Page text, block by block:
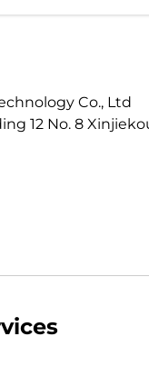
Co., Ltd
12 No. 8